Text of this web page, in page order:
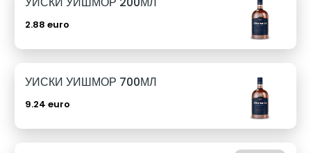
2.88 euro
УИСКИ УИШМОР 700МЛ
9.24 euro